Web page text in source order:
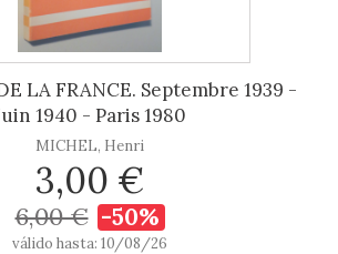
LA FRANCE. Septembre 1939 -
1940 - Paris 1980
MICHEL, Henri
3,00 €
6,00 € -50%
válido hasta: 10/08/26